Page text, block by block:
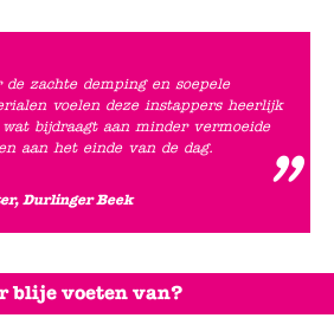
blije voeten van?
de zachte demping en soepele
voelen deze instappers heerlijk
wat bijdraagt aan minder vermoeide
aan het einde van de dag.
Durlinger Beek